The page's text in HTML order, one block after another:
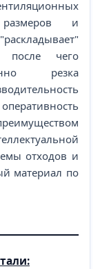
и
после чего
резка
отходов и
материал по